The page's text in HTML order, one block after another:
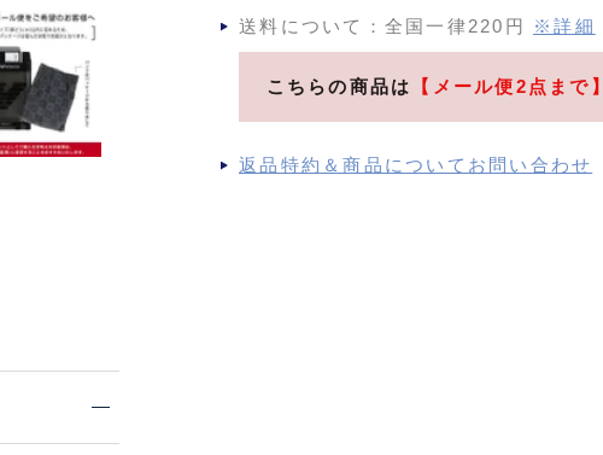
送料について：全国一律220円
※詳細
こちらの商品は 【メール便2点まで】
返品特約＆商品についてお問い合わせ